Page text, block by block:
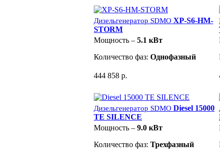
Дизельгенератор SDMO XP-S6-HM-
STORM
Мощность – 5.1 кВт
Количество фаз: Однофазный
444 858 р.
Дизельгенератор SDMO Diesel 15000
TE SILENCE
Мощность – 9.0 кВт
Количество фаз: Трехфазный